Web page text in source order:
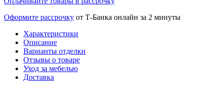
Оформите рассрочку от Т-Банка онлайн за 2 минуты
Характеристики
Описание
Варианты отделки
Отзывы о товаре
Уход за мебелью
Доставка